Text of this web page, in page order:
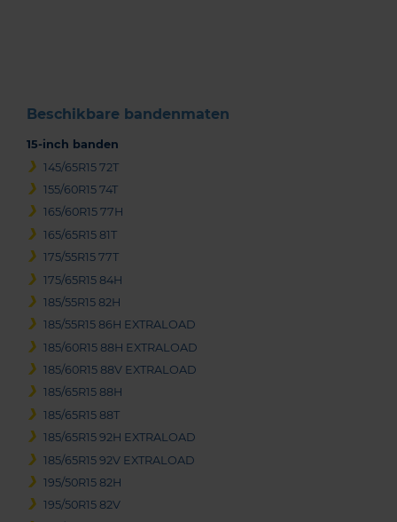
Beschikbare bandenmaten
15-inch banden
145/65R15 72T
155/60R15 74T
165/60R15 77H
165/65R15 81T
175/55R15 77T
175/65R15 84H
185/55R15 82H
185/55R15 86H EXTRALOAD
185/60R15 88H EXTRALOAD
185/60R15 88V EXTRALOAD
185/65R15 88H
185/65R15 88T
185/65R15 92H EXTRALOAD
185/65R15 92V EXTRALOAD
195/50R15 82H
195/50R15 82V